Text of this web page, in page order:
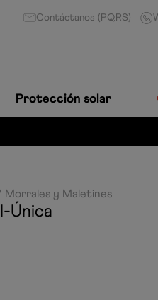
Contáctanos (PQRS)
Protección solar
Morrales y Maletines
Única